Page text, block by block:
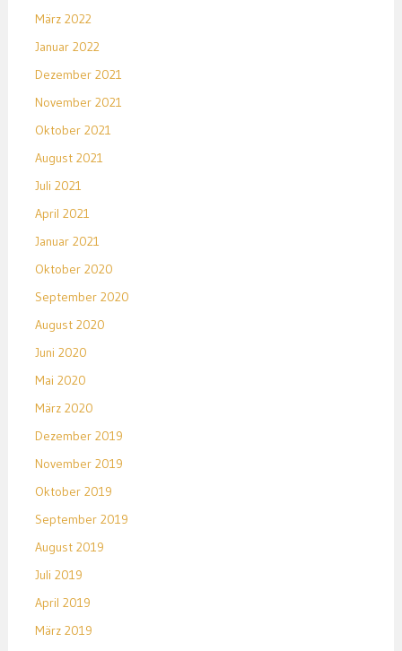
März 2022
Januar 2022
Dezember 2021
November 2021
Oktober 2021
August 2021
Juli 2021
April 2021
Januar 2021
Oktober 2020
September 2020
August 2020
Juni 2020
Mai 2020
März 2020
Dezember 2019
November 2019
Oktober 2019
September 2019
August 2019
Juli 2019
April 2019
März 2019